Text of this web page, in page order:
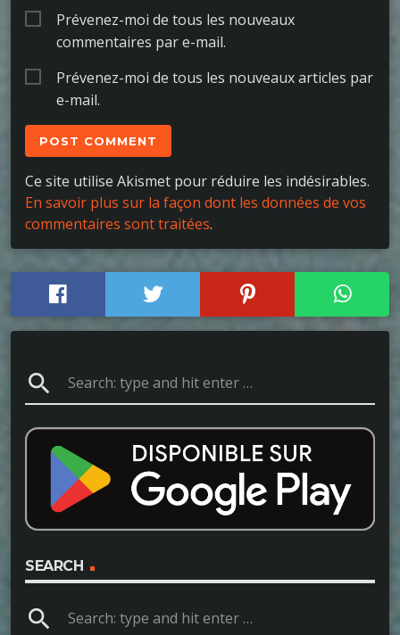
Prévenez-moi de tous les nouveaux
commentaires par e-mail.
Prévenez-moi de tous les nouveaux articles par
e-mail.
Ce site utilise Akismet pour réduire les indésirables.
En savoir plus sur la façon dont les données de vos
commentaires sont traitées.
search
SEARCH
search